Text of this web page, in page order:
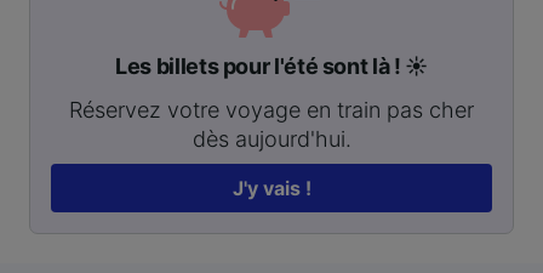
Les billets pour l'été sont là ! ☀️
Réservez votre voyage en train pas cher
dès aujourd'hui.
J'y vais !